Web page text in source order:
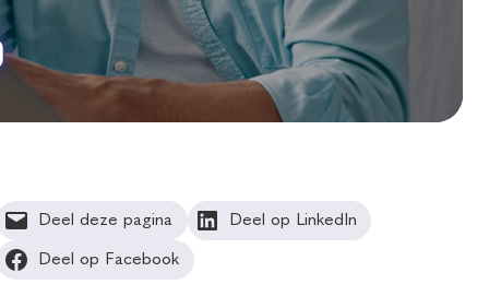
Deel deze pagina Deel op LinkedIn
Deel op Facebook